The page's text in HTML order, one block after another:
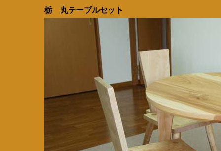
栃 丸テーブルセット